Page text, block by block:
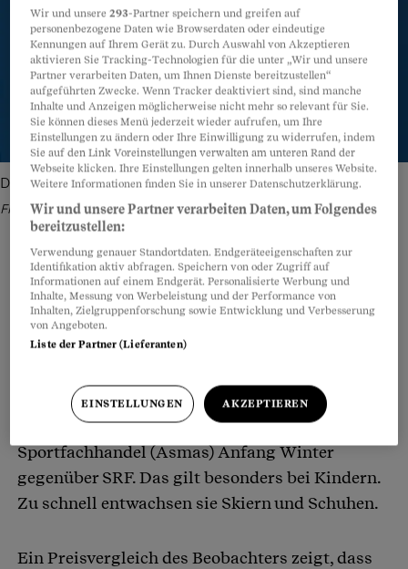
Die Preise für die Skimiete variieren enorm. Bild: Valentin
Flauraud/Keystone - Montage: Beobachter
Teilen Anhören Merken Kommentare
Artikel teilen
Skier zu mieten, statt sie zu kaufen, liegt im
Handel vermietet statt verkauft, sagte der
Präsident des Verbands Schweizer
Sportfachhandel (Asmas) Anfang Winter
gegenüber SRF. Das gilt besonders bei Kindern.
Zu schnell entwachsen sie Skiern und Schuhen.
Ein Preisvergleich des Beobachters zeigt, dass
Wir und unsere293-Partner speichern und greifen auf
personenbezogene Daten wie Browserdaten oder eindeutige
Kennungen auf Ihrem Gerät zu. Durch Auswahl von Akzeptieren
aktivieren Sie Tracking-Technologien für die unter „Wir und unsere
Partner verarbeiten Daten, um Ihnen Dienste bereitzustellen“
aufgeführten Zwecke. Wenn Tracker deaktiviert sind, sind manche
Inhalte und Anzeigen möglicherweise nicht mehr so relevant für Sie.
Sie können dieses Menü jederzeit wieder aufrufen, um Ihre
Einstellungen zu ändern oder Ihre Einwilligung zu widerrufen, indem
Sie auf den Link Voreinstellungen verwalten am unteren Rand der
Webseite klicken. Ihre Einstellungen gelten innerhalb unseres Website.
Weitere Informationen finden Sie in unserer Datenschutzerklärung.
Wir und unsere Partner verarbeiten Daten, um Folgendes
bereitzustellen:
Verwendung genauer Standortdaten. Endgeräteeigenschaften zur
Identifikation aktiv abfragen. Speichern von oder Zugriff auf
Informationen auf einem Endgerät. Personalisierte Werbung und
Inhalte, Messung von Werbeleistung und der Performance von
Inhalten, Zielgruppenforschung sowie Entwicklung und Verbesserung
von Angeboten.
Liste der Partner (Lieferanten)
EINSTELLUNGEN AKZEPTIEREN